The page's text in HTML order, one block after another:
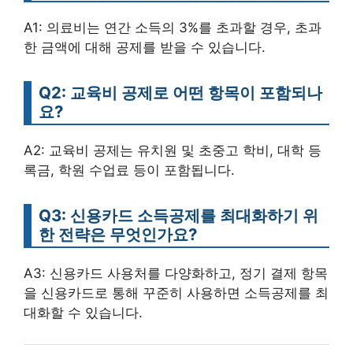
A1: 의료비는 연간 소득의 3%를 초과할 경우, 초과
한 금액에 대해 공제를 받을 수 있습니다.
Q2: 교육비 공제로 어떤 항목이 포함되나
요?
A2: 교육비 공제는 유치원 및 초중고 학비, 대학 등
록금, 학원 수업료 등이 포함됩니다.
Q3: 신용카드 소득공제를 최대화하기 위
한 전략은 무엇인가요?
A3: 신용카드 사용처를 다양화하고, 정기 결제 항목
을 신용카드로 통해 꾸준히 사용하면 소득공제를 최
대화할 수 있습니다.